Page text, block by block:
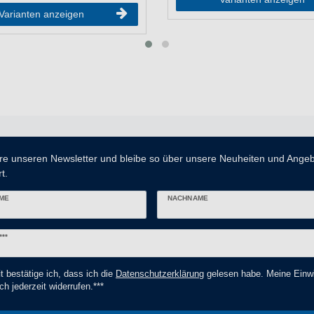
anzeigen
unseren Newsletter und bleibe so über unsere Neuheiten und
NACHNAME
bestätige ich, dass ich die Daten­schutz­erklärung gelesen habe. Meine
jederzeit widerrufen.***